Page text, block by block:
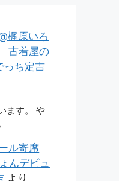
梶原いろ
古着屋の
っち定吉
ます。 や
ル寄席
んデビュ
より